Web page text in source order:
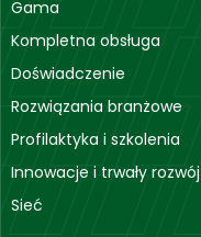
Gama
Kompletna obsługa
Doświadczenie
Rozwiązania branżowe
Profilaktyka i szkolenia
Innowacje i trwały rozwój
Sieć